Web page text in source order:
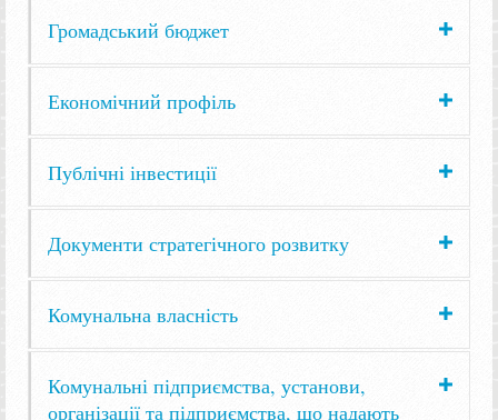
Громадський бюджет
Економічний профіль
Публічні інвестиції
Документи стратегічного розвитку
Комунальна власність
Комунальні підприємства, установи,
організації та підприємства, що надають